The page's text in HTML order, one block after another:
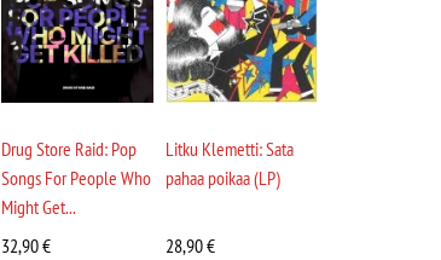
Drug Store Raid: Pop
Songs For People Who
Might Get...
32,90€
Litku Klemetti: Sata
pahaa poikaa (LP)
28,90€